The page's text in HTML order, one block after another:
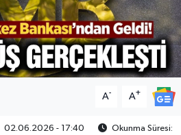
A- A+
02.06.2026 - 17:40
Okunma Süresi: